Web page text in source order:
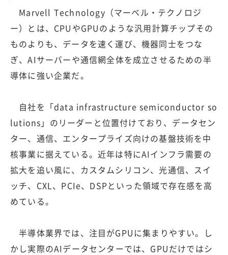
Marvell Technology（マーベル・テクノロジ
ー）とは、CPUやGPUのような汎用計算チップその
ものよりも、データを速く運び、機器同士をつな
ぎ、AIサーバーや通信網全体を成立させるための半
導体に強い企業だ。
自社を「data infrastructure semiconductor so
lutions」のリーダーと位置付けており、データセン
ター、通信、エンタープライズ向けの基盤技術を中
核事業に据えている。近年は特にAIインフラ需要の
拡大を追い風に、カスタムシリコン、光通信、スイ
ッチ、CXL、PCIe、DSPといった領域で存在感を高
めている。
半導体業界では、注目がGPUに集まりやすい。し
かし実際のAIデータセンターでは、GPUだけではシ